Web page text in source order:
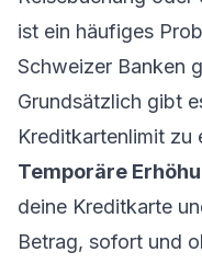
ist ein häufiges
Schweizer Banken
Grundsätzlich gibt
Kreditkartenlimit zu
Temporäre
deine Kreditkarte
Betrag, sofort und